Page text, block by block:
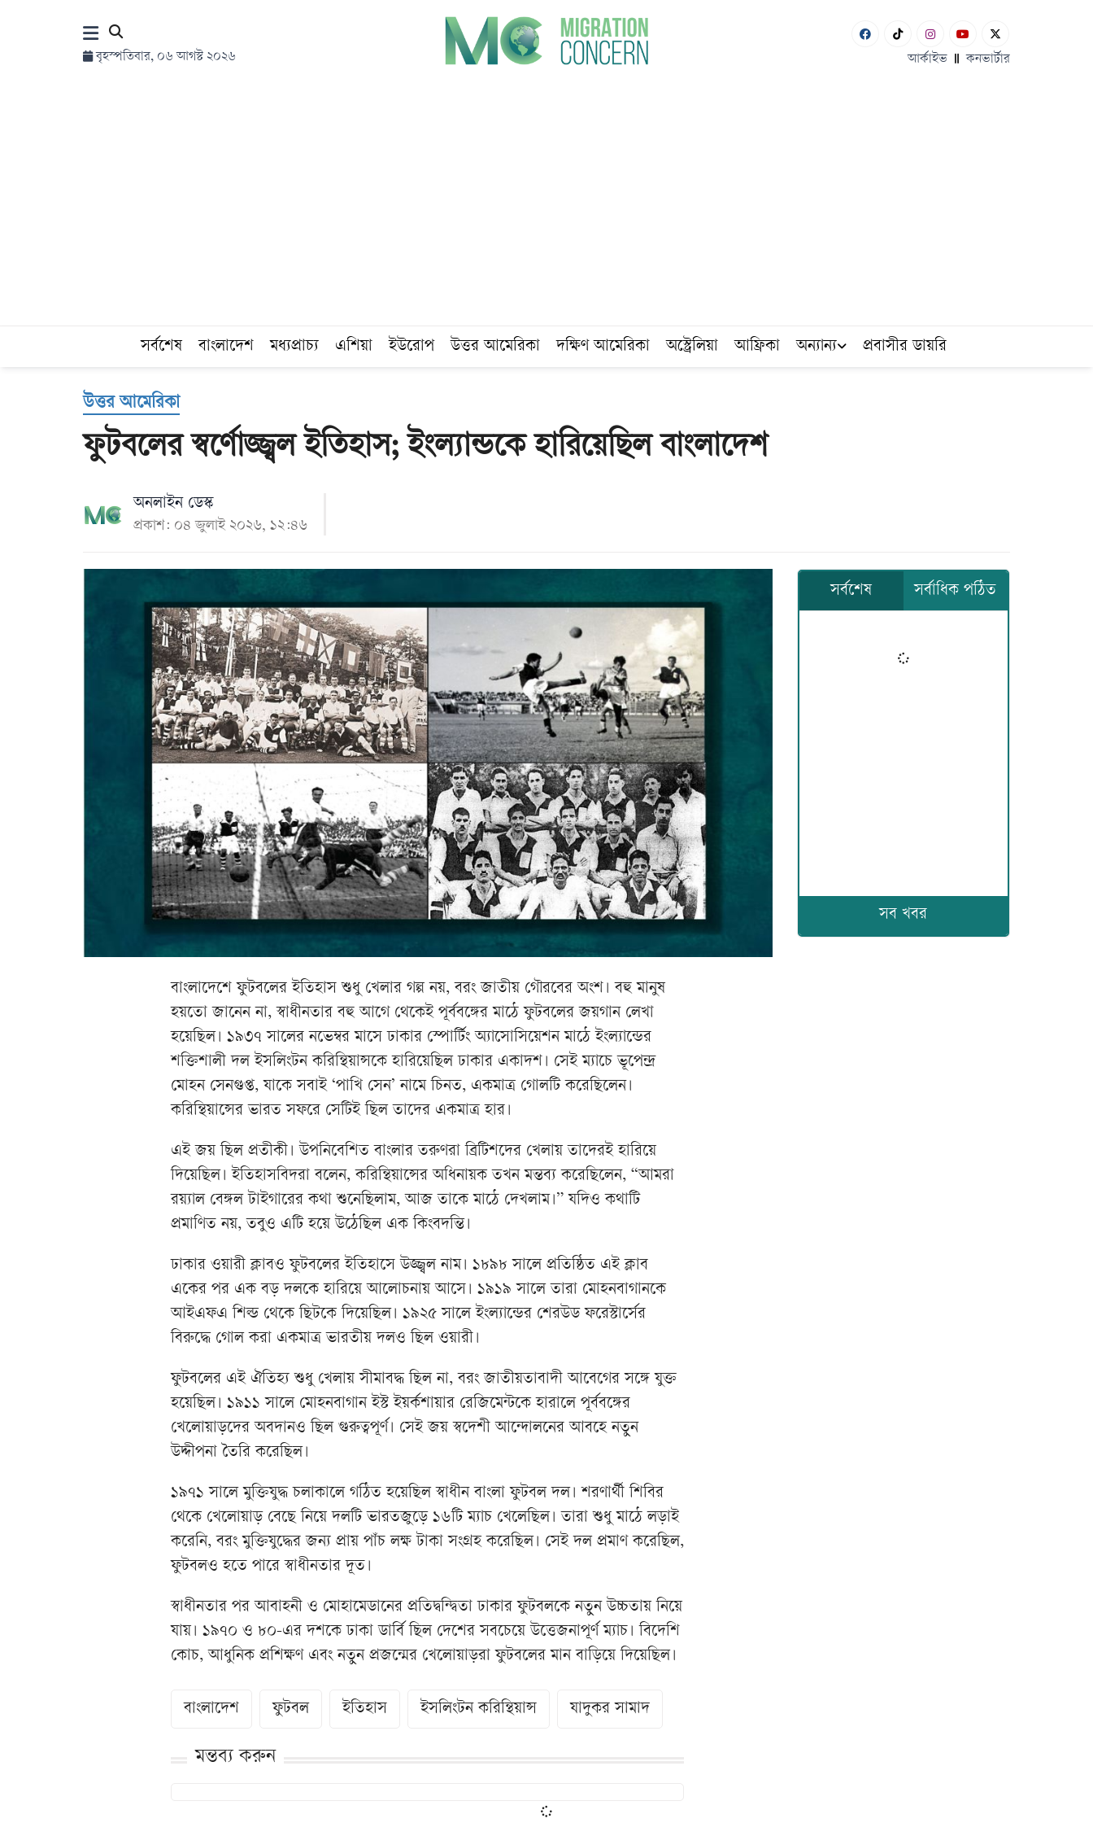
বৃহস্পতিবার, ০৬ আগস্ট ২০২৬ আর্কাইভ কনভার্টার
সর্বশেষ বাংলাদেশ মধ্যপ্রাচ্য এশিয়া ইউরোপ উত্তর আমেরিকা দক্ষিণ আমেরিকা অস্ট্রেলিয়া আফ্রিকা অন্যান্য প্রবাসীর ডায়রি
উত্তর আমেরিকা
ফুটবলের স্বর্ণোজ্জ্বল ইতিহাস; ইংল্যান্ডকে হারিয়েছিল বাংলাদেশ
অনলাইন ডেস্ক
প্রকাশ: ০৪ জুলাই ২০২৬, ১২:৪৬
বাংলাদেশে ফুটবলের ইতিহাস শুধু খেলার গল্প নয়, বরং জাতীয় গৌরবের অংশ। বহু মানুষ
হয়তো জানেন না, স্বাধীনতার বহু আগে থেকেই পূর্ববঙ্গের মাঠে ফুটবলের জয়গান লেখা
হয়েছিল। ১৯৩৭ সালের নভেম্বর মাসে ঢাকার স্পোর্টিং অ্যাসোসিয়েশন মাঠে ইংল্যান্ডের
শক্তিশালী দল ইসলিংটন করিন্থিয়ান্সকে হারিয়েছিল ঢাকার একাদশ। সেই ম্যাচে ভূপেন্দ্র
মোহন সেনগুপ্ত, যাকে সবাই ‘পাখি সেন’ নামে চিনত, একমাত্র গোলটি করেছিলেন।
করিন্থিয়ান্সের ভারত সফরে সেটিই ছিল তাদের একমাত্র হার।
এই জয় ছিল প্রতীকী। উপনিবেশিত বাংলার তরুণরা ব্রিটিশদের খেলায় তাদেরই হারিয়ে
দিয়েছিল। ইতিহাসবিদরা বলেন, করিন্থিয়ান্সের অধিনায়ক তখন মন্তব্য করেছিলেন, “আমরা
রয়্যাল বেঙ্গল টাইগারের কথা শুনেছিলাম, আজ তাকে মাঠে দেখলাম।” যদিও কথাটি
প্রমাণিত নয়, তবুও এটি হয়ে উঠেছিল এক কিংবদন্তি।
ঢাকার ওয়ারী ক্লাবও ফুটবলের ইতিহাসে উজ্জ্বল নাম। ১৮৯৮ সালে প্রতিষ্ঠিত এই ক্লাব
একের পর এক বড় দলকে হারিয়ে আলোচনায় আসে। ১৯১৯ সালে তারা মোহনবাগানকে
আইএফএ শিল্ড থেকে ছিটকে দিয়েছিল। ১৯২৫ সালে ইংল্যান্ডের শেরউড ফরেস্টার্সের
বিরুদ্ধে গোল করা একমাত্র ভারতীয় দলও ছিল ওয়ারী।
ফুটবলের এই ঐতিহ্য শুধু খেলায় সীমাবদ্ধ ছিল না, বরং জাতীয়তাবাদী আবেগের সঙ্গে যুক্ত
হয়েছিল। ১৯১১ সালে মোহনবাগান ইস্ট ইয়র্কশায়ার রেজিমেন্টকে হারালে পূর্ববঙ্গের
খেলোয়াড়দের অবদানও ছিল গুরুত্বপূর্ণ। সেই জয় স্বদেশী আন্দোলনের আবহে নতুন
উদ্দীপনা তৈরি করেছিল।
১৯৭১ সালে মুক্তিযুদ্ধ চলাকালে গঠিত হয়েছিল স্বাধীন বাংলা ফুটবল দল। শরণার্থী শিবির
থেকে খেলোয়াড় বেছে নিয়ে দলটি ভারতজুড়ে ১৬টি ম্যাচ খেলেছিল। তারা শুধু মাঠে লড়াই
করেনি, বরং মুক্তিযুদ্ধের জন্য প্রায় পাঁচ লক্ষ টাকা সংগ্রহ করেছিল। সেই দল প্রমাণ করেছিল,
ফুটবলও হতে পারে স্বাধীনতার দূত।
স্বাধীনতার পর আবাহনী ও মোহামেডানের প্রতিদ্বন্দ্বিতা ঢাকার ফুটবলকে নতুন উচ্চতায় নিয়ে
যায়। ১৯৭০ ও ৮০-এর দশকে ঢাকা ডার্বি ছিল দেশের সবচেয়ে উত্তেজনাপূর্ণ ম্যাচ। বিদেশি
কোচ, আধুনিক প্রশিক্ষণ এবং নতুন প্রজন্মের খেলোয়াড়রা ফুটবলের মান বাড়িয়ে দিয়েছিল।
বাংলাদেশ ফুটবল ইতিহাস ইসলিংটন করিন্থিয়ান্স যাদুকর সামাদ
মন্তব্য করুন
সর্বশেষ সর্বাধিক পঠিত
সব খবর